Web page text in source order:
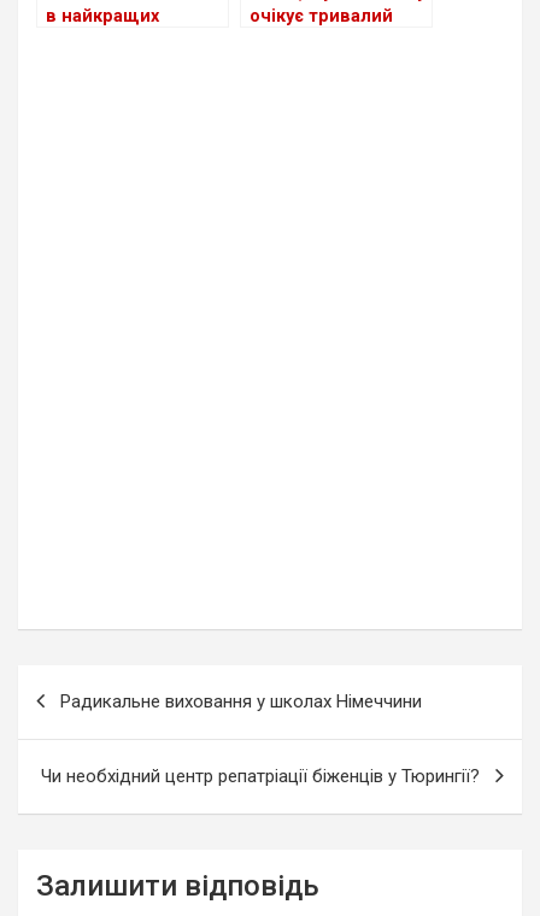
в найкращих
очікує тривалий
записів
Радикальне виховання у школах Німеччини
Чи необхідний центр репатріації біженців у Тюрингії?
Залишити відповідь